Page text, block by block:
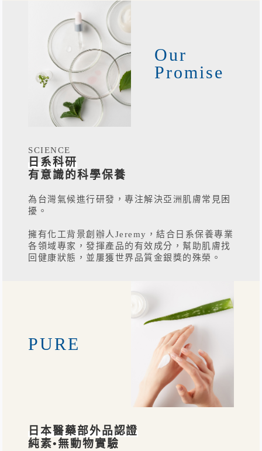
Our
Promise
SCIENCE
日系科研
有意識的科學保養
為台灣氣候進行研發，專注解決亞洲肌膚常見困
擾。
擁有化工背景創辦人Jeremy，結合日系保養專業
各領域專家，發揮產品的有效成分，幫助肌膚找
回健康狀態，並屢獲世界品質金銀獎的殊榮。
PURE
日本醫藥部外品認證
純素•無動物實驗